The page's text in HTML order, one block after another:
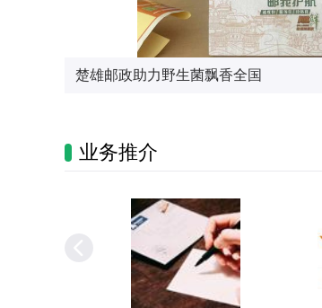
在讲武堂主题邮局感触历史温度
楚雄邮政助力野生菌飘香全国
云南邮政“会暖春芽”暑期爱心托管班开营
孟连邮政助民清淤暖人心
业务推介